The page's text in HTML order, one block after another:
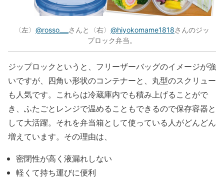
〈左〉 @rosso___ さんと〈右〉 @hiyokomame1818さんのジッ
プロック弁当。
ジップロックというと、フリーザーバッグのイメージが強
いですが、四角い形状のコンテナーと、丸型のスクリュー
も人気です。これらは冷蔵庫内でも積み上げることがで
き、ふたごとレンジで温めることもできるので保存容器と
して大活躍。それを弁当箱として使っている人がどんどん
増えています。その理由は、
密閉性が高く液漏れしない
軽くて持ち運びに便利